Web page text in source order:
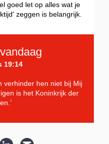
goed let op alles wat je
zeggen is belangrijk.
19:14
verhinder hen niet bij Mij
is het Koninkrijk der